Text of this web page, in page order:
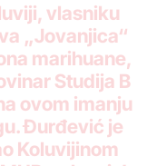
vlasniku
„Jovanjica“
marihuane,
Studija B
ovom imanju
Đurđević je
Koluvijinom